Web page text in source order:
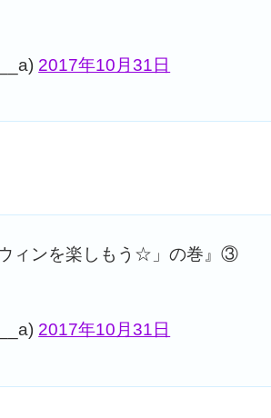
2017年10月31日
ィンを楽しもう☆」の巻』③
2017年10月31日